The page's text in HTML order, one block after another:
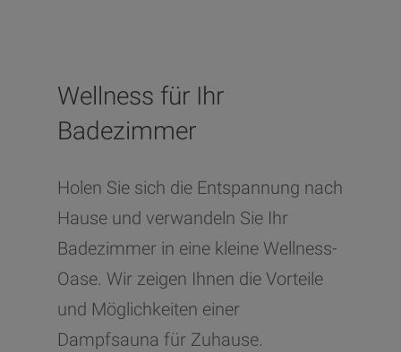
Wellness für Ihr
Badezimmer
Holen Sie sich die Entspannung nach
Hause und verwandeln Sie Ihr
Badezimmer in eine kleine Wellness-
Oase. Wir zeigen Ihnen die Vorteile
und Möglichkeiten einer
Dampfsauna für Zuhause.